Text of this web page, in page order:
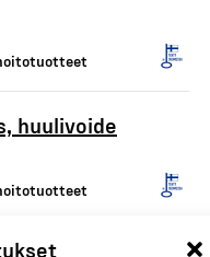
huulivoide